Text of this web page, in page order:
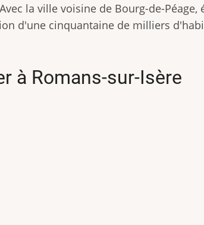
la ville voisine de Bourg-de-
d'une cinquantaine de milliers
à Romans-sur-Isère